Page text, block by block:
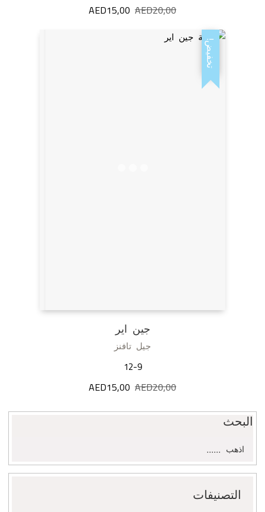
AED20,00
السعرAED15,00
السعر
تخفيض!
جين اير
جيل تافنز
12-9
AED20,00
السعر
هو:
AED15,00
السعر
هو:
البحث
البحث
عن:
اذهب
التصنيفات